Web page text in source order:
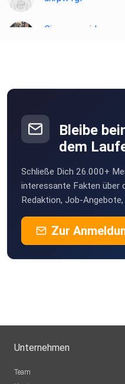
Cinnemongirl
Bleibe
dem
Schließe Dich 26.000+
interessante Fakten über
Redaktion, Job-
Zur
Unternehmen
Team